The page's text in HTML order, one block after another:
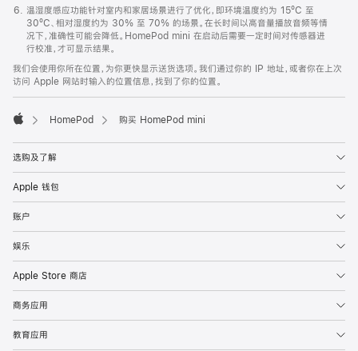
温湿度感应功能针对室内和家居场景进行了优化，即环境温度约为 15ºC 至
30ºC、相对湿度约为 30% 至 70% 的场景。在长时间以高音量播放音频等情
况下，准确性可能会降低。HomePod mini 在启动后需要一定时间对传感器进
行校准，才可显示结果。
我们会使用你所在位置，为你更快显示送货选项。我们通过你的 IP 地址，或者你在上次
访问 Apple 网站时输入的位置信息，找到了你的位置。
HomePod 购买 HomePod mini
选购及了解
Apple 钱包
账户
娱乐
Apple Store 商店
商务应用
教育应用